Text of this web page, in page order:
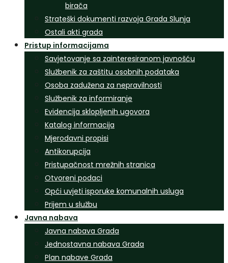
birača
Strateški dokumenti razvoja Grada Slunja
Ostali akti grada
Pristup informacijama
Savjetovanje sa zainteresiranom javnošću
Službenik za zaštitu osobnih podataka
Osoba zadužena za nepravilnosti
Službenik za informiranje
Evidencija sklopljenih ugovora
Katalog informacija
Mjerodavni propisi
Antikorupcija
Pristupačnost mrežnih stranica
Otvoreni podaci
Opći uvjeti isporuke komunalnih usluga
Prijem u službu
Javna nabava
Javna nabava Grada
Jednostavna nabava Grada
Plan nabave Grada